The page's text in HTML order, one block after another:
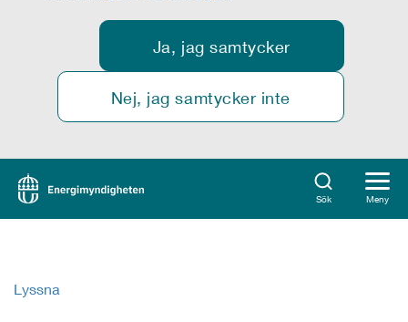
Ja, jag samtycker
Nej, jag samtycker inte
Sök Meny
Lyssna